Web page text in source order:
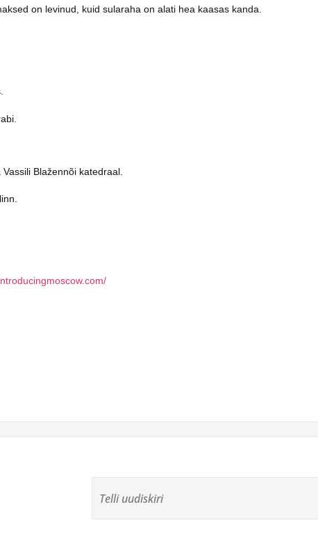
on levinud, kuid sularaha on alati hea kaasas kanda.
Blažennõi katedraal.